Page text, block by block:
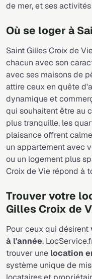
de mer, et ses
Où se loger à
Saint Gilles Croix de
chacun avec son
avec ses maisons de
attire ceux en quête
dynamique et
qui souhaitent être au
plus tranquille, les
plaisance offrent
un appartement avec
ou un logement plus
Croix de Vie répond à
Trouver votre
Gilles Croix de
Pour ceux qui désirent
à l'année,
trouver une location
système unique de